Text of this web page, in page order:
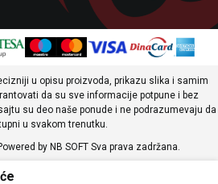
u opisu proizvoda, prikazu slika i samim
da su sve informacije potpune i bez
su deo naše ponude i ne podrazumevaju da
u svakom trenutku.
by NB SOFT Sva prava zadržana.